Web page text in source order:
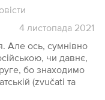
4 листопада 2021
Але ось, сумнівно
чи давнє,
бо знаходимо
(zvučati та